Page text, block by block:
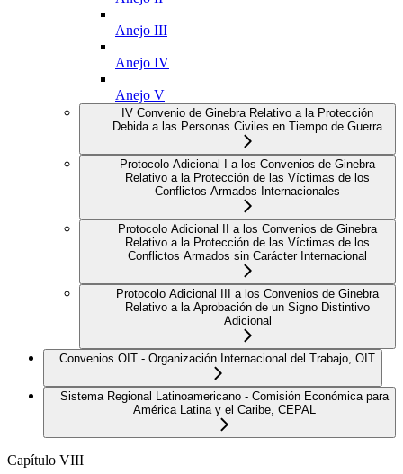
Anejo III
Anejo IV
Anejo V
IV Convenio de Ginebra Relativo a la Protección
Debida a las Personas Civiles en Tiempo de Guerra
Protocolo Adicional I a los Convenios de Ginebra
Relativo a la Protección de las Víctimas de los
Conflictos Armados Internacionales
Protocolo Adicional II a los Convenios de Ginebra
Relativo a la Protección de las Víctimas de los
Conflictos Armados sin Carácter Internacional
Protocolo Adicional III a los Convenios de Ginebra
Relativo a la Aprobación de un Signo Distintivo
Adicional
Convenios OIT - Organización Internacional del Trabajo, OIT
Sistema Regional Latinoamericano - Comisión Económica para
América Latina y el Caribe, CEPAL
Capítulo VIII